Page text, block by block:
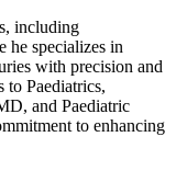
including
he specializes in
with precision and
to Paediatrics,
and Paediatric
to enhancing